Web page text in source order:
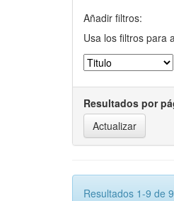
Añadir filtros:
Usa los filtros para
Resultados por
Resultados 1-9 de